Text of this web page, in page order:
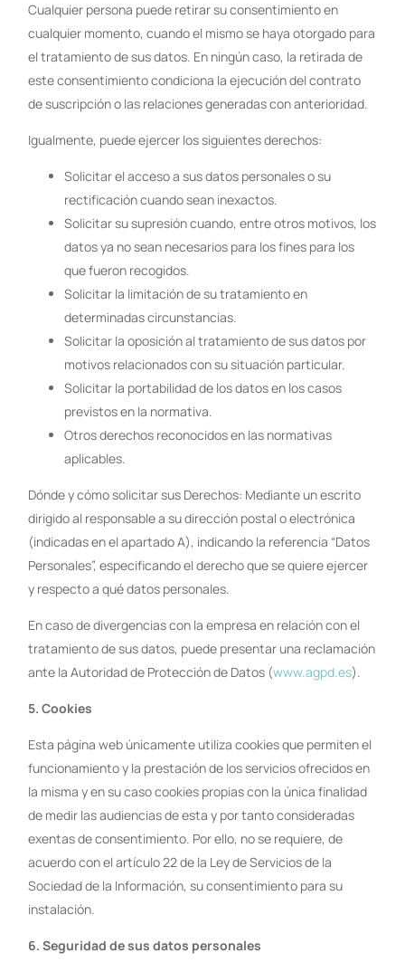
Cualquier persona puede retirar su consentimiento en
cualquier momento, cuando el mismo se haya otorgado para
el tratamiento de sus datos. En ningún caso, la retirada de
este consentimiento condiciona la ejecución del contrato
de suscripción o las relaciones generadas con anterioridad.
Igualmente, puede ejercer los siguientes derechos:
Solicitar el acceso a sus datos personales o su
rectificación cuando sean inexactos.
Solicitar su supresión cuando, entre otros motivos, los
datos ya no sean necesarios para los fines para los
que fueron recogidos.
Solicitar la limitación de su tratamiento en
determinadas circunstancias.
Solicitar la oposición al tratamiento de sus datos por
motivos relacionados con su situación particular.
Solicitar la portabilidad de los datos en los casos
previstos en la normativa.
Otros derechos reconocidos en las normativas
aplicables.
Dónde y cómo solicitar sus Derechos: Mediante un escrito
dirigido al responsable a su dirección postal o electrónica
(indicadas en el apartado A), indicando la referencia “Datos
Personales”, especificando el derecho que se quiere ejercer
y respecto a qué datos personales.
En caso de divergencias con la empresa en relación con el
tratamiento de sus datos, puede presentar una reclamación
ante la Autoridad de Protección de Datos (www.agpd.es).
5.Cookies
Esta página web únicamente utiliza cookies que permiten el
funcionamiento y la prestación de los servicios ofrecidos en
la misma y en su caso cookies propias con la única finalidad
de medir las audiencias de esta y por tanto consideradas
exentas de consentimiento. Por ello, no se requiere, de
acuerdo con el artículo 22 de la Ley de Servicios de la
Sociedad de la Información, su consentimiento para su
instalación.
6.Seguridad de sus datos personales